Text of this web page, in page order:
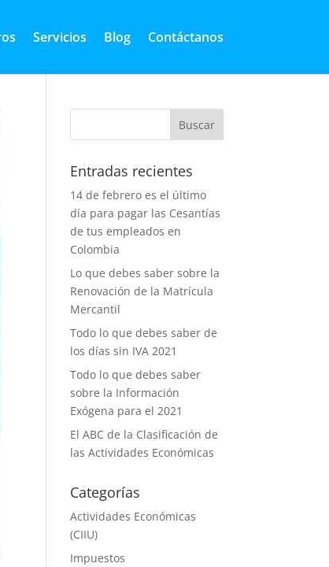
Servicios Blog Contáctanos
Entradas recientes
14 de febrero es el último
día para pagar las Cesantías
de tus empleados en
Colombia
Lo que debes saber sobre la
Renovación de la Matrícula
Mercantil
Todo lo que debes saber de
los días sin IVA 2021
Todo lo que debes saber
sobre la Información
Exógena para el 2021
El ABC de la Clasificación de
las Actividades Económicas
Categorías
Actividades Económicas
(CIIU)
Impuestos